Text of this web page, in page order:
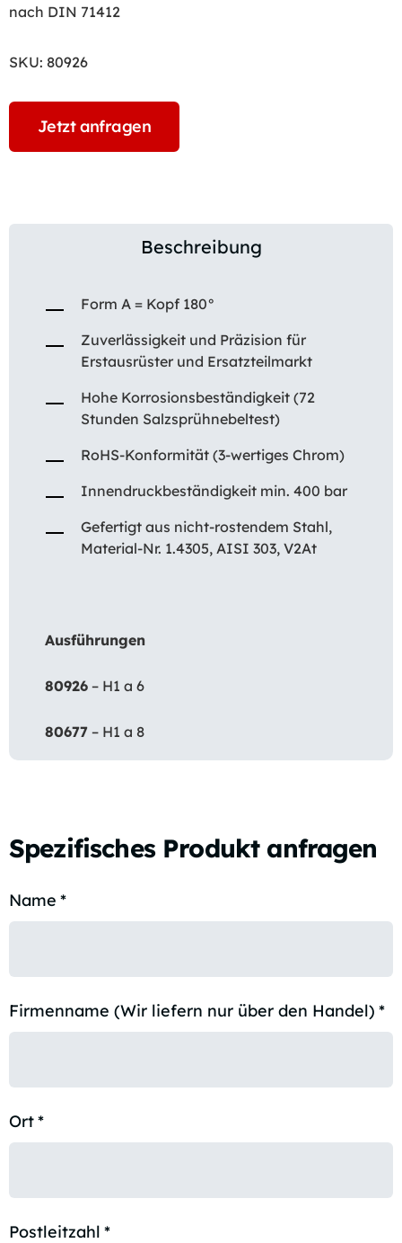
nach DIN 71412
SKU: 80926
Jetzt anfragen
Beschreibung
Form A = Kopf 180°
Zuverlässigkeit und Präzision für
Erstausrüster und Ersatzteilmarkt
Hohe Korrosionsbeständigkeit (72
Stunden Salzsprühnebeltest)
RoHS-Konformität (3-wertiges Chrom)
Innendruckbeständigkeit min. 400 bar
Gefertigt aus nicht-rostendem Stahl,
Material-Nr. 1.4305, AISI 303, V2At
Ausführungen
80926 – H1 a 6
80677 – H1 a 8
Spezifisches Produkt anfragen
Name *
Firmenname (Wir liefern nur über den Handel) *
Ort*
Postleitzahl *